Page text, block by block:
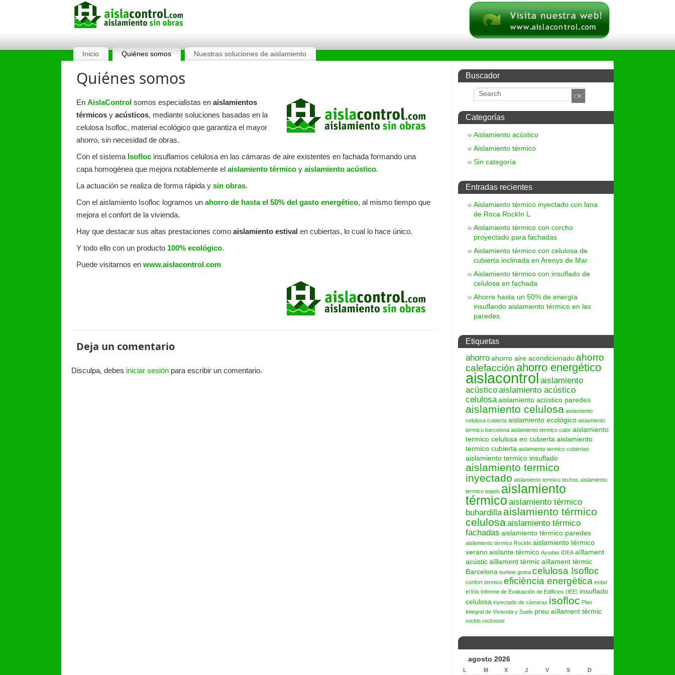
Inicio Quiénes somos Nuestras soluciones de aislamiento
Quiénes somos
En AislaControl somos especialistas en aislamientos
térmicos y acústicos, mediante soluciones basadas en la
celulosa Isofloc, material ecológico que garantiza el mayor
ahorro, sin necesidad de obras.
Con el sistema Isofloc insuflamos celulosa en las cámaras de aire existentes en fachada formando una
capa homogénea que mejora notablemente el aislamiento térmico y aislamiento acústico.
La actuación se realiza de forma rápida y sin obras.
Con el aislamiento Isofloc logramos un ahorro de hasta el 50% del gasto energético, al mismo tiempo que
mejora el confort de la vivienda.
Hay que destacar sus altas prestaciones como aislamiento estival en cubiertas, lo cual lo hace único.
Y todo ello con un producto 100% ecológico.
Puede visitarnos en www.aislacontrol.com
Deja un comentario
Disculpa, debes iniciar sesión para escribir un comentario.
Buscador
Categorías
Aislamiento acústico
Aislamiento térmico
Sin categoría
Entradas recientes
Aislamiento térmico inyectado con lana
de Roca RockIn L
Aislamiento térmico con corcho
proyectado para fachadas
Aislamiento térmico con celulosa de
cubierta inclinada en Arenys de Mar
Aislamiento térmico con insuflado de
celulosa en fachada
Ahorre hasta un 50% de energía
insuflando aislamiento térmico en las
paredes
Etiquetas
ahorroahorro aire acondicionadoahorro
calefacción ahorro energético
aislacontrol aislamiento
acústicoaislamiento acústico
celulosaaislamiento acústico paredes
aislamiento celulosa aislamiento
celulosa cubierta aislamiento ecológico aislamiento
termico barcelona aislamiento termico calor aislamiento
termico celulosa en cubierta aislamiento
termico cubierta aislamiento termico cubiertas
aislamiento termico insuflado
aislamiento termico
inyectado aislamiento termico techos aislamiento
termico tejado aislamiento
térmico aislamiento térmico
buhardilla aislamiento térmico
celulosaaislamiento térmico
fachadas aislamiento térmico paredes
aislamiento térmico RockIn aislamiento térmico
veranoaislante térmico Ayudas IDEA aïllament
acústicaïllament tèrmicaïllament tèrmic
Barcelona burlete goma celulosa Isofloc
confort termico eficiència energètica evitar
el frío Informe de Evaluación de Edificios (IEE) insuflado
celulosa inyectado de cámaras isofloc Plan
Integral de Vivienda y Suelo preu aïllament tèrmic
rockin rockwool
agosto 2026
L M X J V S D